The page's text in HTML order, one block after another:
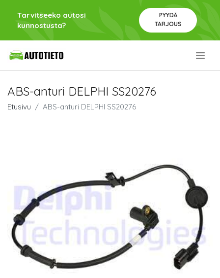
Tarvitseeko autosi
kunnostusta?
PYYDÄ
TARJOUS
ABS-anturi DELPHI SS20276
Etusivu ABS-anturi DELPHI SS20276